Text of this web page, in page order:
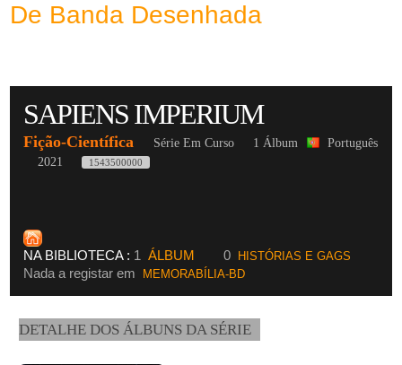
De Banda Desenhada
SAPIENS IMPERIUM
Fição-Científica Série Em Curso 1 Álbum
Português
2021
1543500000
NA BIBLIOTECA : 1 ÁLBUM 0 HISTÓRIAS E GAGS
Nada a registar em MEMORABÍLIA-BD
DETALHE DOS ÁLBUNS DA SÉRIE